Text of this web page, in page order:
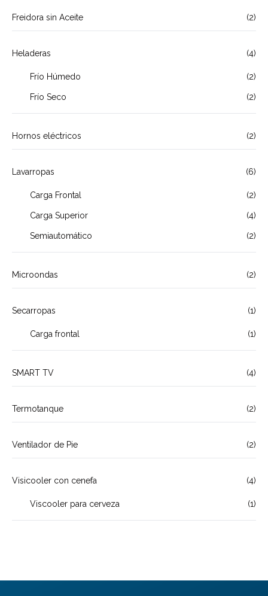
Freidora sin Aceite (2)
Heladeras (4)
Frío Húmedo (2)
Frío Seco (2)
Hornos eléctricos (2)
Lavarropas (6)
Carga Frontal (2)
Carga Superior (4)
Semiautomático (2)
Microondas (2)
Secarropas (1)
Carga frontal (1)
SMART TV (4)
Termotanque (2)
Ventilador de Pie (2)
Visicooler con cenefa (4)
Viscooler para cerveza (1)